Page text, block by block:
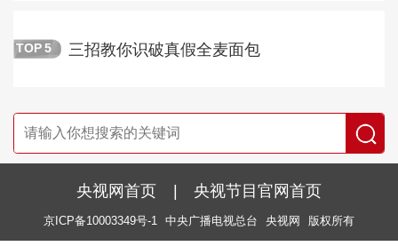
TOP 5 三招教你识破真假全麦面包
央视网首页 | 央视节目官网首页
京ICP备10003349号-1 中央广播电视总台 央视网 版权所有